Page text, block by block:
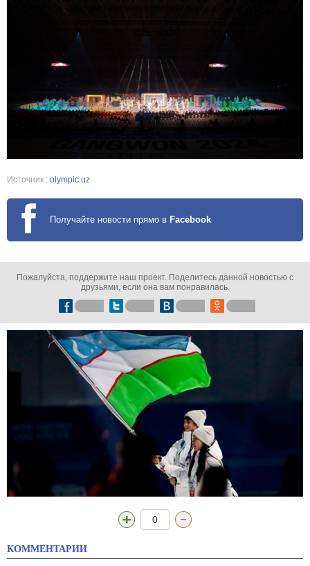
Источник : olympic.uz
Получайте новости прямо в Facebook
Пожалуйста, поддержите наш проект. Поделитесь данной новостью с
друзьями, если она вам понравилась.
0
КОММЕНТАРИИ